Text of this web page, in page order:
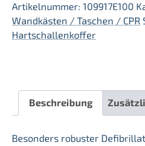
Artikelnummer: 109917E100
Wandkästen / Taschen / CPR
Hartschallenkoffer
Beschreibung
Besonders robuster